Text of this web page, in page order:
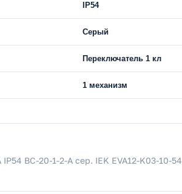
IP54
Серый
Переключатель 1 кл
1 механизм
ВС-20-1-2-А сер. IEK EVA12-K03-10-54